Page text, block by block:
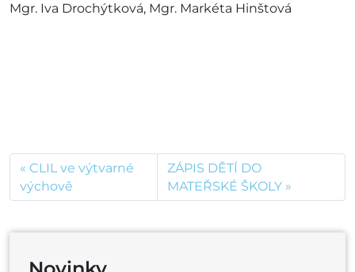
Mgr. Iva Drochýtková, Mgr. Markéta Hinštová
CLIL ve výtvarné
výchově
ZÁPIS DĚTÍ DO
MATEŘSKÉ ŠKOLY